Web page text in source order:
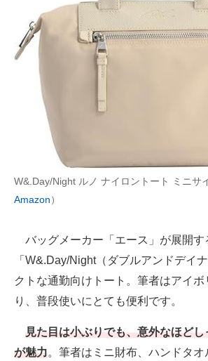
W&.Day/Night ルノ ナイロントート ミニサ
Amazon）
バッグメーカー「エース」が展開す
「W&.Day/Night（ダブルアンドデイ
クトな通勤向けトート。筆者はアイ
り、普段使いにとても便利です。
見た目は小ぶりでも、意外なほど
が魅力。筆者はミニ財布、ハンドタオ